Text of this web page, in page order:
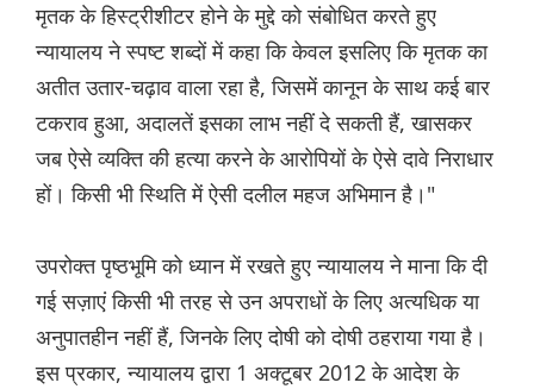
मृतक के हिस्ट्रीशीटर होने के मुद्दे को संबोधित करते हुए
न्यायालय ने स्पष्ट शब्दों में कहा कि केवल इसलिए कि मृतक का
अतीत उतार-चढ़ाव वाला रहा है, जिसमें कानून के साथ कई बार
टकराव हुआ, अदालतें इसका लाभ नहीं दे सकती हैं, खासकर
जब ऐसे व्यक्ति की हत्या करने के आरोपियों के ऐसे दावे निराधार
हों। किसी भी स्थिति में ऐसी दलील महज अभिमान है।"
उपरोक्त पृष्ठभूमि को ध्यान में रखते हुए न्यायालय ने माना कि दी
गई सज़ाएं किसी भी तरह से उन अपराधों के लिए अत्यधिक या
अनुपातहीन नहीं हैं, जिनके लिए दोषी को दोषी ठहराया गया है।
इस प्रकार, न्यायालय द्वारा 1 अक्टूबर 2012 के आदेश के